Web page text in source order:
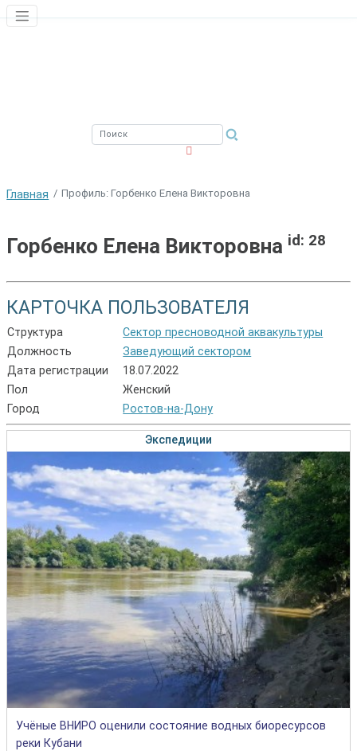
Главная Профиль: Горбенко Елена Викторовна
Горбенко Елена Викторовна id: 28
КАРТОЧКА ПОЛЬЗОВАТЕЛЯ
Структура
Сектор пресноводной аквакультуры
Должность
Заведующий сектором
Дата регистрации
18.07.2022
Пол
Женский
Город
Ростов-на-Дону
Экспедиции
Учёные ВНИРО оценили состояние водных биоресурсов
реки Кубани